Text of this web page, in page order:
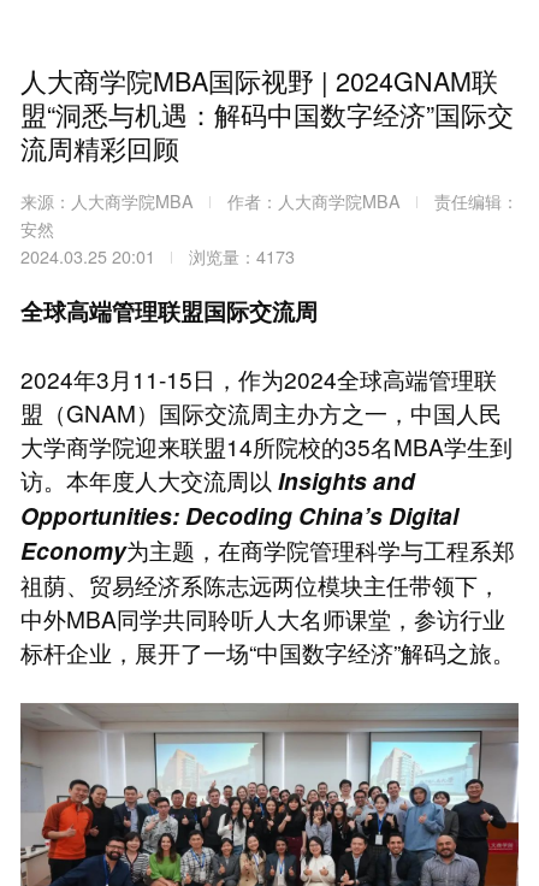
人大商学院MBA国际视野 | 2024GNAM联
盟“洞悉与机遇：解码中国数字经济”国际交
流周精彩回顾
来源：人大商学院MBA 作者：人大商学院MBA
责任编辑：
安然
2024.03.25 20:01
浏览量：4173
全球高端管理联盟国际交流周
2024年3月11-15日，作为2024全球高端管理联
盟（GNAM）国际交流周主办方之一，中国人民
大学商学院迎来联盟14所院校的35名MBA学生到
访。本年度人大交流周以 Insights and
Opportunities: Decoding China’s Digital
Economy为主题，在商学院管理科学与工程系郑
祖荫、贸易经济系陈志远两位模块主任带领下，
中外MBA同学共同聆听人大名师课堂，参访行业
标杆企业，展开了一场“中国数字经济”解码之旅。